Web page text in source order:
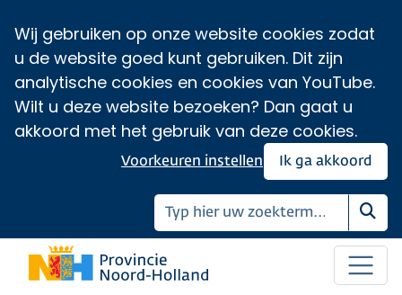
Wij gebruiken op onze website cookies zodat
u de website goed kunt gebruiken. Dit zijn
analytische cookies en cookies van YouTube.
Wilt u deze website bezoeken? Dan gaat u
akkoord met het gebruik van deze cookies.
Ik ga akkoord
Voorkeuren instellen